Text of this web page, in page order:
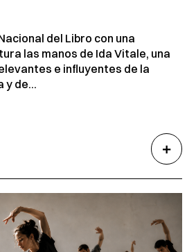
del Libro con una
las manos de Ida Vitale, una
e influyentes de la
y de...